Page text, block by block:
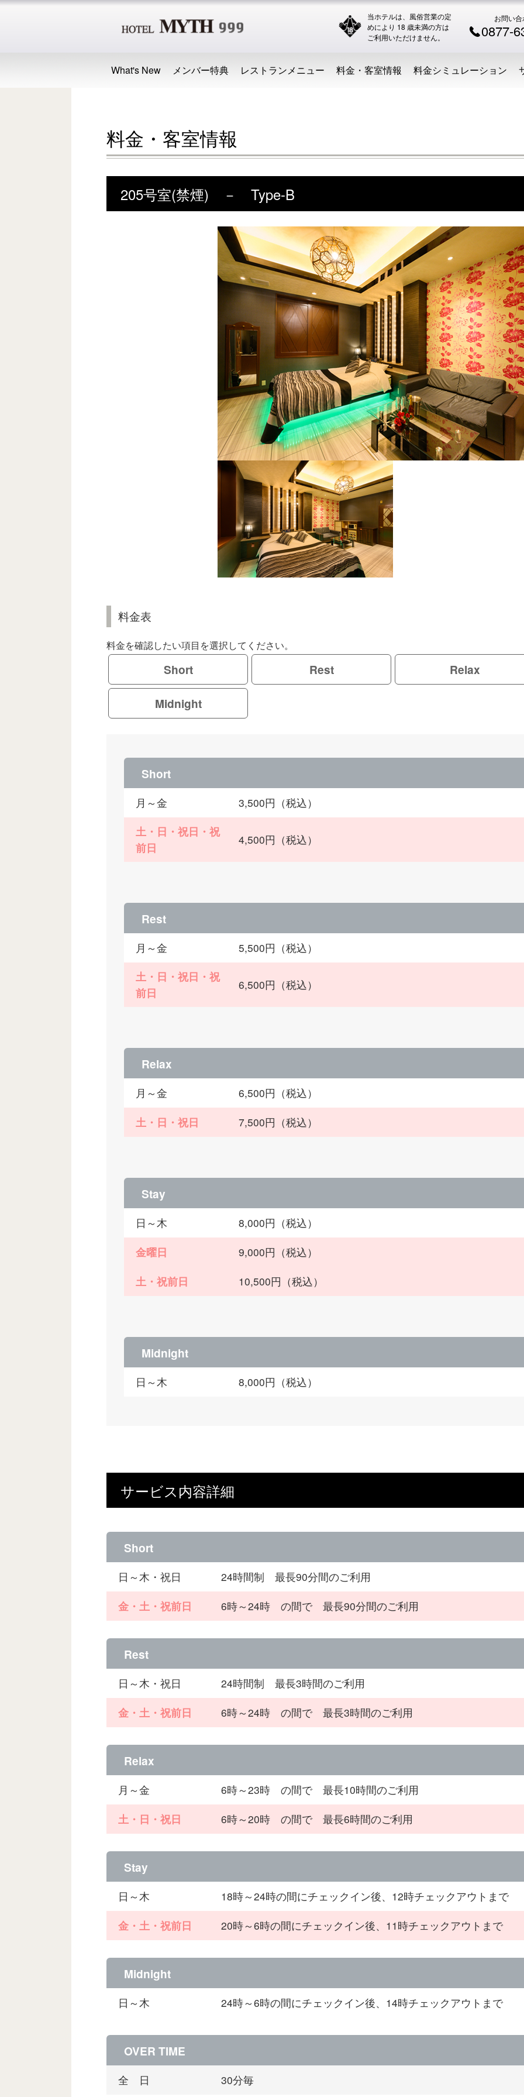
当ホテルは、風俗営業の定
めにより 18 歳未満の方は
ご利用いただけません。
お問い合
0877-
What's New メンバー特典 レストランメニュー 料金・客室情報 料金シミュレーション
料金・客室情報
205号室(禁煙) － Type-B
料金表
料金を確認したい項目を選択してください。
Short Rest Relax
Midnight
Short
月～金
3,500円（税込）
土・日・祝日・祝
前日
4,500円（税込）
Rest
月～金
5,500円（税込）
土・日・祝日・祝
前日
6,500円（税込）
Relax
月～金
6,500円（税込）
土・日・祝日
7,500円（税込）
Stay
日～木
8,000円（税込）
金曜日
9,000円（税込）
土・祝前日
10,500円（税込）
Midnight
日～木 8,000円（税込）
サービス内容詳細
Short
日～木・祝日
24時間制 最長90分間のご利用
金・土・祝前日
6時～24時 の間で 最長90分間のご利用
Rest
日～木・祝日
24時間制 最長3時間のご利用
金・土・祝前日
6時～24時 の間で 最長3時間のご利用
Relax
月～金
6時～23時 の間で 最長10時間のご利用
土・日・祝日
6時～20時 の間で 最長6時間のご利用
Stay
日～木
18時～24時の間にチェックイン後、12時チェックアウトまで
金・土・祝前日
20時～6時の間にチェックイン後、11時チェックアウトまで
Midnight
日～木 24時～6時の間にチェックイン後、14時チェックアウトまで
OVER TIME
全 日 30分毎